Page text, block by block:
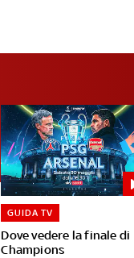
Dove vedere la finale di
Champions
GUIDA TV